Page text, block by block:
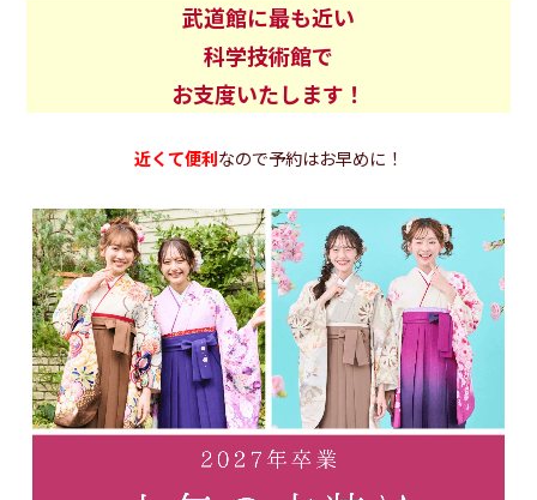
武道館に最も近い
科学技術館で
お支度いたします！
近くて便利なので予約はお早めに！